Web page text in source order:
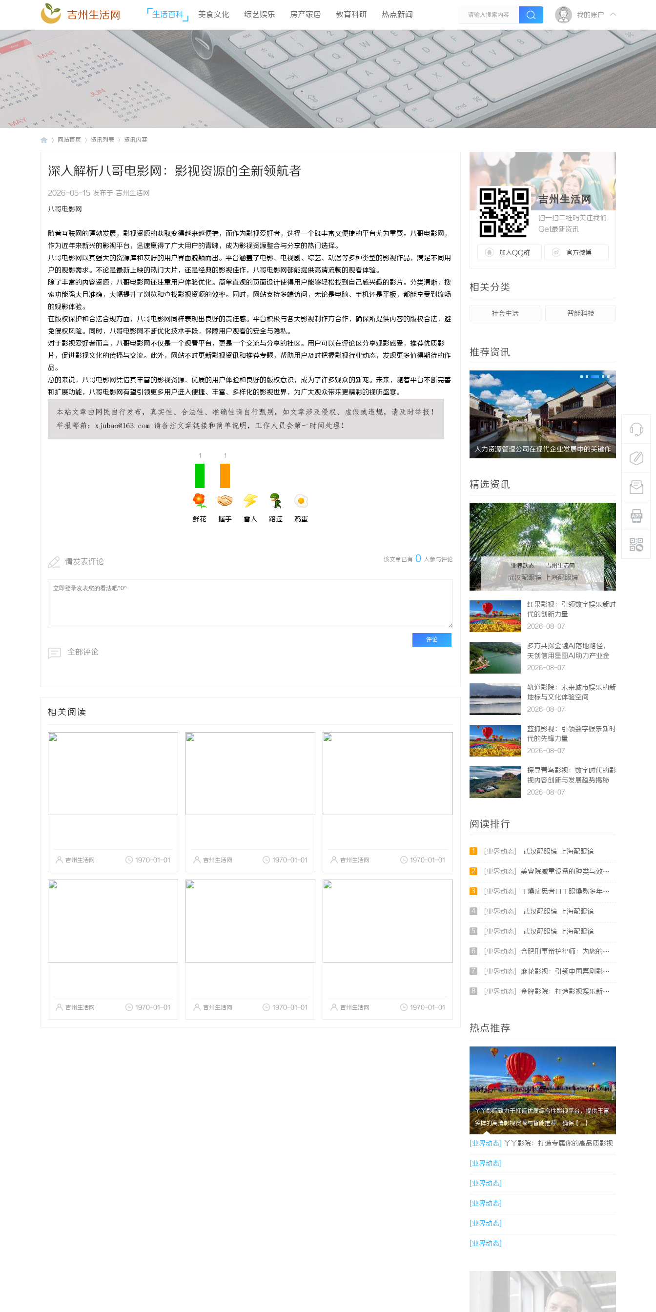
吉州生活网 生活百科 美食文化 综艺娱乐 房产家居 教育科研 热点新闻 我的账户
网站首页 资讯列表 资讯内容
深入解析八哥电影网：影视资源的全新领航者
2026-05-15 发布于 吉州生活网
八哥电影网
随着互联网的蓬勃发展，影视资源的获取变得越来越便捷，而作为影视爱好者，选择一个既丰富又便捷的平台尤为重要。八哥电影网，
作为近年来新兴的影视平台，迅速赢得了广大用户的青睐，成为影视资源整合与分享的热门选择。
八哥电影网以其强大的资源库和友好的用户界面脱颖而出。平台涵盖了电影、电视剧、综艺、动漫等多种类型的影视作品，满足不同用
户的观影需求。不论是最新上映的热门大片，还是经典的影视佳作，八哥电影网都能提供高清流畅的观看体验。
除了丰富的内容资源，八哥电影网还注重用户体验优化。简单直观的页面设计使得用户能够轻松找到自己感兴趣的影片。分类清晰，搜
索功能强大且准确，大幅提升了浏览和查找影视资源的效率。同时，网站支持多端访问，无论是电脑、手机还是平板，都能享受到流畅
的观影体验。
在版权保护和合法合规方面，八哥电影网同样表现出良好的责任感。平台积极与各大影视制作方合作，确保所提供内容的版权合法，避
免侵权风险。同时，八哥电影网不断优化技术手段，保障用户观看的安全与隐私。
对于影视爱好者而言，八哥电影网不仅是一个观看平台，更是一个交流与分享的社区。用户可以在评论区分享观影感受，推荐优质影
片，促进影视文化的传播与交流。此外，网站不时更新影视资讯和推荐专题，帮助用户及时把握影视行业动态，发现更多值得期待的作
品。
总的来说，八哥电影网凭借其丰富的影视资源、优质的用户体验和良好的版权意识，成为了许多观众的新宠。未来，随着平台不断完善
和扩展功能，八哥电影网有望引领更多用户进入便捷、丰富、多样化的影视世界，为广大观众带来更精彩的视听盛宴。
1
鲜花
1
握手 雷人 路过 鸡蛋
该文章已有 0 人参与评论
请发表评论
评论
全部评论
相关阅读
吉州生活网 1970-01-01 吉州生活网 1970-01-01 吉州生活网 1970-01-01
吉州生活网 1970-01-01 吉州生活网 1970-01-01 吉州生活网 1970-01-01
吉州生活网
扫一扫二维码关注我们
Get最新资讯
加入QQ群 官方微博
相关分类
社会生活 智能科技
推荐资讯
人力资源管理公司在现代企业发展中的关键作 贝净 AC
全解析
精选资讯
业界动态 | 吉州生活网
武汉配眼镜 上海配眼镜
红果影视：引领数字娱乐新时
代的创新力量
2026-08-07
多方共探金融AI落地路径，
天创信用星图AI助力产业金
融智能升级
2026-08-07
轨道影院：未来城市娱乐的新
地标与文化体验空间
2026-08-07
蓝狐影视：引领数字娱乐新时
代的先锋力量
2026-08-07
探寻青鸟影视：数字时代的影
视内容创新与发展趋势揭秘
2026-08-07
阅读排行
1 [业界动态] 武汉配眼镜 上海配眼镜
2 [业界动态] 美容院减重设备的种类与效果全解析
3 [业界动态] 干燥症患者口干眼燥熬多年，一个周期缓过来？老中医：一张辨证方对症，身体找回津液
4 [业界动态] 武汉配眼镜 上海配眼镜
5 [业界动态] 武汉配眼镜 上海配眼镜
6 [业界动态] 合肥刑事辩护律师：为您的权益保驾护航
7 [业界动态] 麻花影视：引领中国喜剧影视的新潮流与文化创新
8 [业界动态] 金牌影院：打造影视娱乐新天地的领航者
热点推荐
丫丫影院致力于打造优质综合性影视平台，提供丰富
多样的高清影视资源与智能推荐，确保【....】
[业界动态] 丫丫影院：打造专属你的高品质影视
观看体验
[业界动态]
[业界动态]
[业界动态]
[业界动态]
[业界动态]